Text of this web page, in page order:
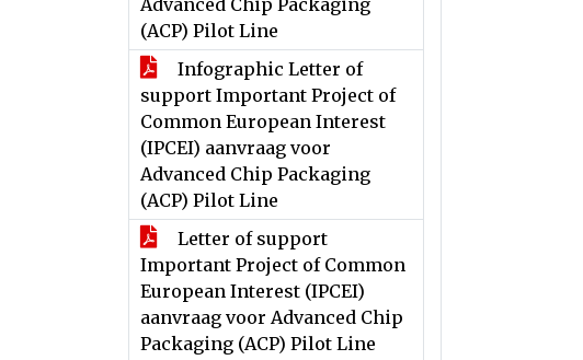
Advanced Chip Packaging
(ACP) Pilot Line
Infographic Letter of
support Important Project of
Common European Interest
(IPCEI) aanvraag voor
Advanced Chip Packaging
(ACP) Pilot Line
Letter of support
Important Project of Common
European Interest (IPCEI)
aanvraag voor Advanced Chip
Packaging (ACP) Pilot Line